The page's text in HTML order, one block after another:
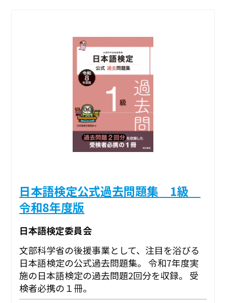
日本語検定公式過去問題集 1級
令和8年度版
日本語検定委員会
文部科学省の後援事業として、注目を浴びる
日本語検定の公式過去問題集。 令和7年度実
施の日本語検定の過去問題2回分を収録。 受
検者必携の１冊。